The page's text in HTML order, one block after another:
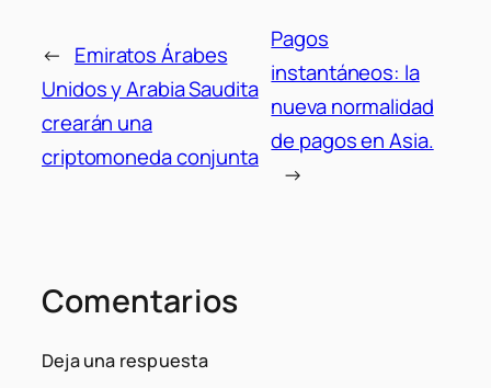
← Emiratos Árabes
Unidos y Arabia Saudita
crearán una
criptomoneda conjunta
Pagos
instantáneos: la
nueva normalidad
de pagos en Asia.
→
Comentarios
Deja una respuesta